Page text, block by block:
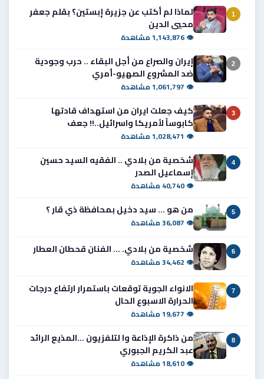
1
لماذا لم أكتب عن جزيرة إبستين؟ بقلم جعفر
محيي الدين
👁 1,143,876 مشاهدة
2
إيران والصراع من أجل البقاء .. حرب وجودية
ضد المشروع الصهيو-أمري
👁 1,061,797 مشاهدة
3
كيف جعلت ايران من استهداف قادتها
كابوساً لأمريكا واسرائيل..!! جعف
👁 1,028,471 مشاهدة
4
شخصية من بلادي .. الفقيه السيد حسين
إسماعيل الصدر
👁 40,740 مشاهدة
5 من هو ... سيد دخيل بمحافظة ذي قار ؟
👁 36,087 مشاهدة
6 شخصية من بلادي. ... الفنان قحطان العطار
👁 34,462 مشاهدة
7
الانواء الجوية توقعات باستمرار ارتفاع درجات
الحرارة الاسبوع الحال
👁 19,677 مشاهدة
8
من ذاكرة الإذاعة وا لتلفزيون ...المذيع الرائد
عبد الكريم الجبوري
👁 18,610 مشاهدة